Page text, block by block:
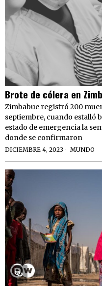
Brote de cólera en
Zimbabue registró 200
septiembre, cuando estalló
estado de emergencia la
donde se confirmaron
DICIEMBRE 4, 2023 MUNDO